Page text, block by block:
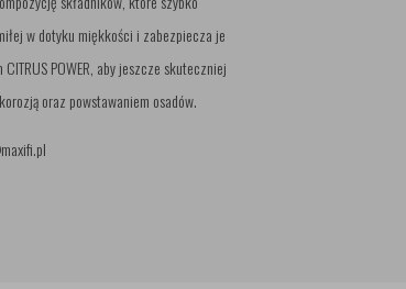
w dotyku miękkości i zabezpiecza je
POWER, aby jeszcze skuteczniej
oraz powstawaniem osadów.